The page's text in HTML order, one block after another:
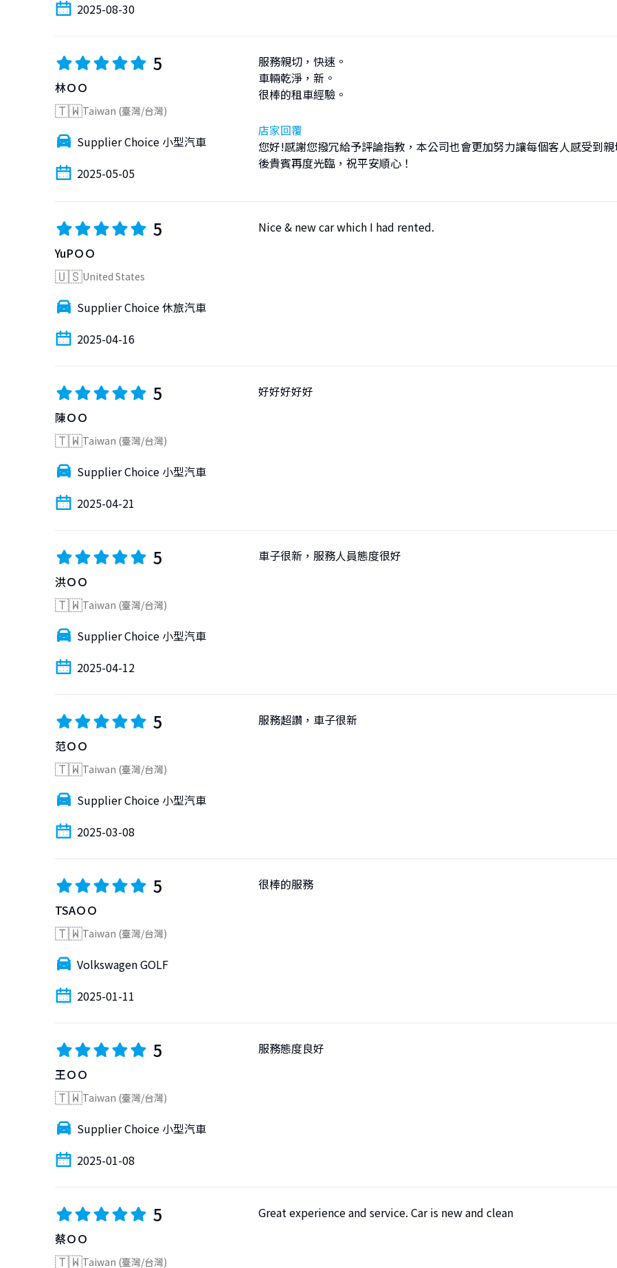
2025-08-30
5
林ＯＯ
🇹🇼Taiwan (臺灣/台灣)
Supplier Choice 小型汽車
2025-05-05
服務親切，快速。
車輛乾淨，新。
很棒的租車經驗。
店家回覆
您好!感謝您撥冗給予評論指教，本公司也會更加努力讓每個客人感受到
後貴賓再度光臨，祝平安順心！
5
YuPＯＯ
🇺🇸United States
Supplier Choice 休旅汽車
2025-04-16
Nice & new car which I had rented.
5
陳ＯＯ
🇹🇼Taiwan (臺灣/台灣)
Supplier Choice 小型汽車
2025-04-21
好好好好好
5
洪ＯＯ
🇹🇼Taiwan (臺灣/台灣)
Supplier Choice 小型汽車
2025-04-12
車子很新，服務人員態度很好
5
范ＯＯ
🇹🇼Taiwan (臺灣/台灣)
Supplier Choice 小型汽車
2025-03-08
服務超讚，車子很新
5
TSAＯＯ
🇹🇼Taiwan (臺灣/台灣)
Volkswagen GOLF
2025-01-11
很棒的服務
5
王ＯＯ
🇹🇼Taiwan (臺灣/台灣)
Supplier Choice 小型汽車
2025-01-08
服務態度良好
5
蔡ＯＯ
🇹🇼Taiwan (臺灣/台灣)
Great experience and service. Car is new and clean